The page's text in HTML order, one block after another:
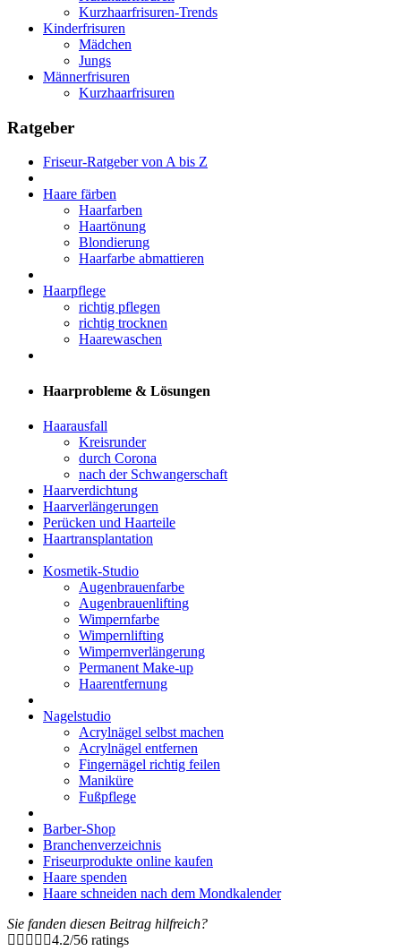
Kurzhaarfrisuren-Trends
Kinderfrisuren
Mädchen
Jungs
Männerfrisuren
Kurzhaarfrisuren
Ratgeber
Friseur-Ratgeber von A bis Z
Haare färben
Haarfarben
Haartönung
Blondierung
Haarfarbe abmattieren
Haarpflege
richtig pflegen
richtig trocknen
Haarewaschen
Haarprobleme & Lösungen
Haarausfall
Kreisrunder
durch Corona
nach der Schwangerschaft
Haarverdichtung
Haarverlängerungen
Perücken und Haarteile
Haartransplantation
Kosmetik-Studio
Augenbrauenfarbe
Augenbrauenlifting
Wimpernfarbe
Wimpernlifting
Wimpernverlängerung
Permanent Make-up
Haarentfernung
Nagelstudio
Acrylnägel selbst machen
Acrylnägel entfernen
Fingernägel richtig feilen
Maniküre
Fußpflege
Barber-Shop
Branchenverzeichnis
Friseurprodukte online kaufen
Haare spenden
Haare schneiden nach dem Mondkalender
Sie fanden diesen Beitrag hilfreich?
4.2/56 ratings